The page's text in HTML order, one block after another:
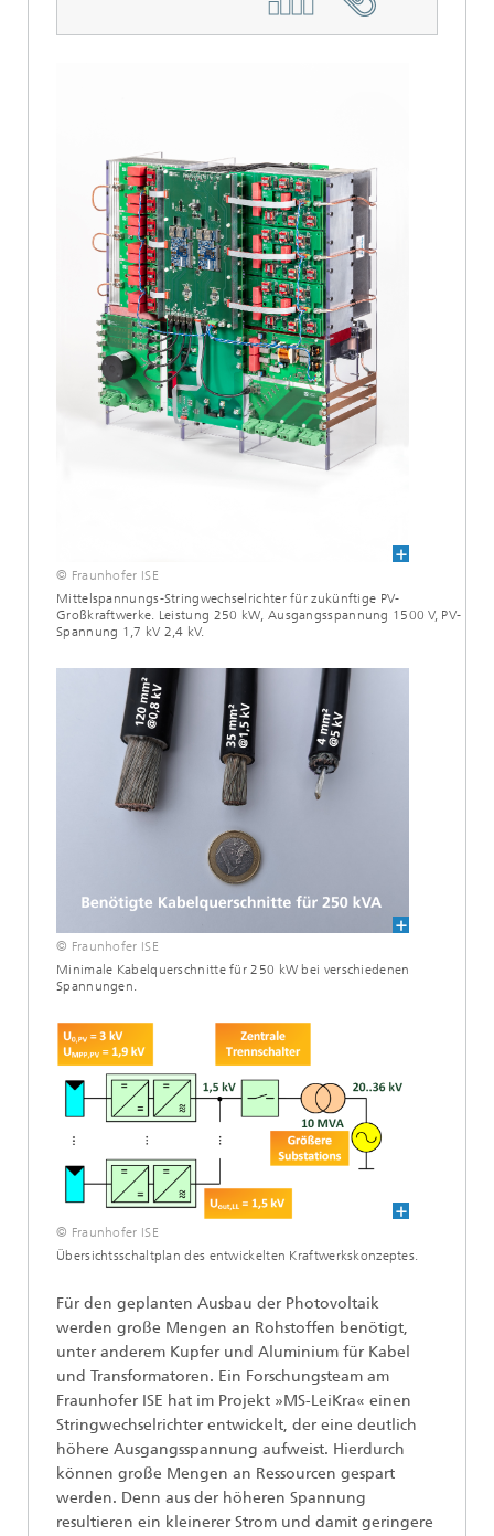
© Fraunhofer ISE
Mittelspannungs-Stringwechselrichter für zukünftige PV-
Großkraftwerke. Leistung 250 kW, Ausgangsspannung 1500 V, PV-
Spannung 1,7 kV 2,4 kV.
© Fraunhofer ISE
Minimale Kabelquerschnitte für 250 kW bei verschiedenen
Spannungen.
© Fraunhofer ISE
Übersichtsschaltplan des entwickelten Kraftwerkskonzeptes.
Für den geplanten Ausbau der Photovoltaik
werden große Mengen an Rohstoffen benötigt,
unter anderem Kupfer und Aluminium für Kabel
und Transformatoren. Ein Forschungsteam am
Fraunhofer ISE hat im Projekt »MS-LeiKra« einen
Stringwechselrichter entwickelt, der eine deutlich
höhere Ausgangsspannung aufweist. Hierdurch
können große Mengen an Ressourcen gespart
werden. Denn aus der höheren Spannung
resultieren ein kleinerer Strom und damit geringere